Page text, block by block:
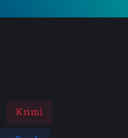
Krimi